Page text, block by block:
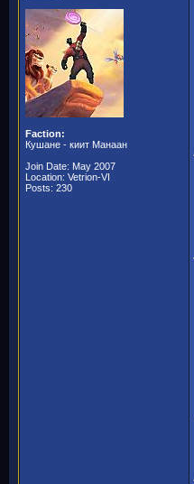
Faction:
Кушане - киит Манаан
Join Date: May 2007
Location: Vetrion-VI
Posts: 230